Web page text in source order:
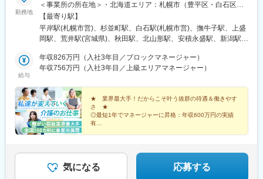
勤務地
＜事業所の所在地＞・北海道エリア：札幌市（豊平区・白石区）
／函館市・東北エリア：岩手市／仙台市／秋田市／山形市／郡山
市／弘前市・関東エリア：茨城市／栃木市／高崎市／大宮市／習
志野市／板橋区／多摩市／相模原市／藤沢市／甲府市・東海エリ
ア：新潟市／富山市／金沢市／福井市／長野市・関西エリア：大
阪市／宇治市／西宮市／奈良市／大津市／和歌山市／新宮市・中
／徳島市／高松市／松山市／高知市・九州エリア：福岡市／糟屋
郡粕屋町／北九州市／久留米市／佐賀市／長崎市／熊本市／大分
市／宮崎市／鹿児島市／沖縄市※受動喫煙防止対策：敷地内禁煙※
駐車場あり！車、バイク、自転車などの通勤OK ※地域による※担
当するご利用者のご自宅へ訪問していただきます。※ご希望をお伺
【最寄り駅】
平岸駅(札幌市営)、杉並町駅、白石駅(札幌市営)、撫牛子駅、上盛
岡駅、荒井駅(宮城県)、秋田駅、北山形駅、安積永盛駅、新潟駅、
上駅、多摩センター駅、相模原駅、藤沢駅、国母駅、市役所前駅
(長野県)、県庁前駅(富山県)、上諸江駅、八ツ島駅、岐阜駅、静岡
良線)、天満橋駅、西宮駅、奈良駅、六十谷駅、新宮駅、鳥取駅、
松江駅、備前西市駅、東福山駅、比治山橋駅、幡生駅、阿波富田
駅、元山駅(香川県)、道後公園駅、知寄町二丁目駅、吉塚駅、柚須
駅、木屋瀬駅、西鉄久留米駅、佐賀駅、茂里町駅、健軍町駅、大
分駅、宮崎駅、天文館通駅、古島駅、南平岸駅、新津田沼駅、志
駅、西宮駅(ＪＲ線)、新大宮駅、南区役所前駅、道後温泉駅、馬出
九大病院前駅、新木屋瀬駅、スタジアムシティノース駅、いづろ
通駅、長野駅、丸の内駅(富山県)、呼続駅、市役所前駅(広島県)、
給与
年収826万円（入社3年目／ブロックマネージャー）
年収756万円（入社3年目／上級エリアマネージャー）
★ 業界最大手！だからこそ叶う抜群の待遇＆働きやす
さ ★
◎最短1年でマネージャーに昇格：年収600万円の実績
有
気になる 応募する